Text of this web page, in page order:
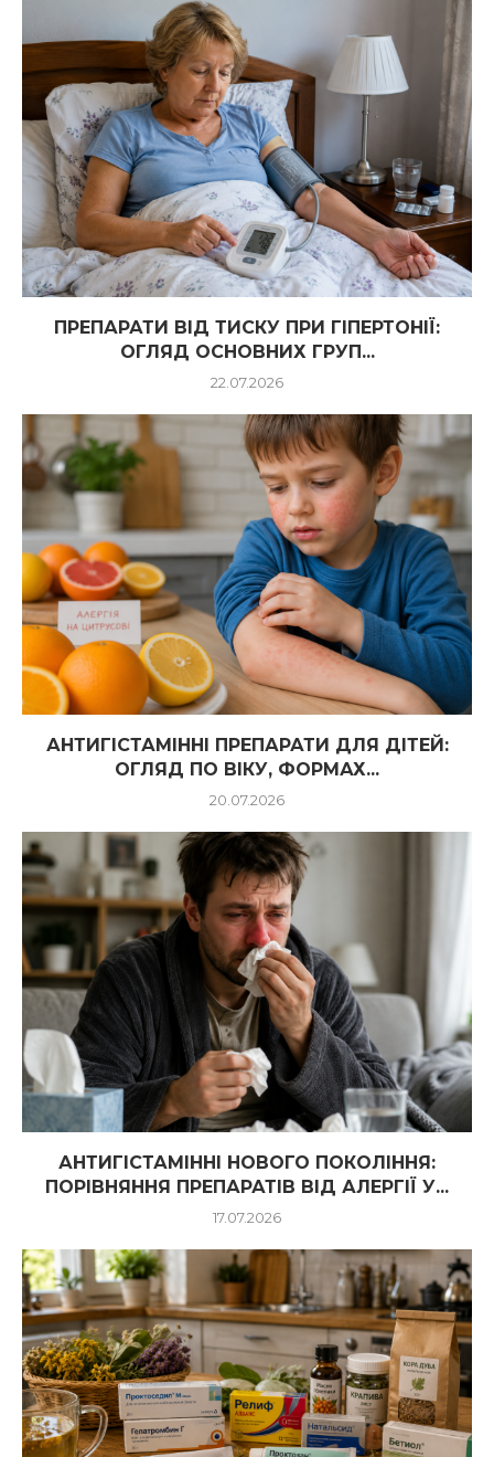
ПРЕПАРАТИ ВІД ТИСКУ ПРИ ГІПЕРТОНІЇ:
ОГЛЯД ОСНОВНИХ ГРУП...
22.07.2026
АНТИГІСТАМІННІ ПРЕПАРАТИ ДЛЯ ДІТЕЙ:
ОГЛЯД ПО ВІКУ, ФОРМАХ...
20.07.2026
АНТИГІСТАМІННІ НОВОГО ПОКОЛІННЯ:
ПОРІВНЯННЯ ПРЕПАРАТІВ ВІД АЛЕРГІЇ У...
17.07.2026